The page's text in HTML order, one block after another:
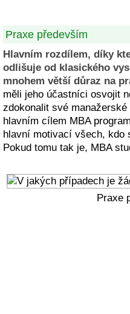
Praxe především
Hlavním rozdílem, díky
odlišuje od klasického
mnohem větší důraz na
měli jeho účastníci osvojit
zdokonalit své
hlavním cílem MBA
hlavní motivací všech, kdo
Pokud tomu tak je, MBA
Praxe